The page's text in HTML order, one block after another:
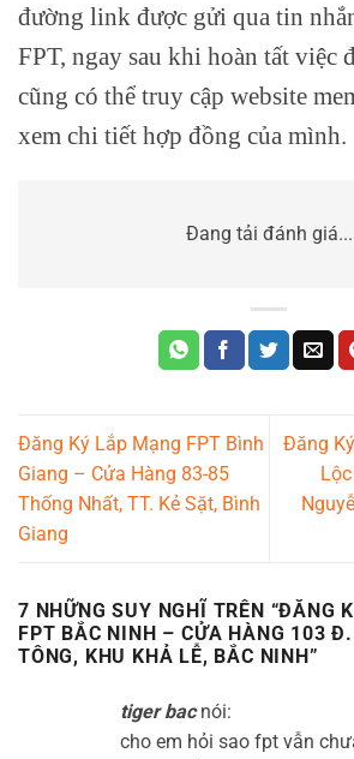
đường link được gửi qua tin
FPT, ngay sau khi hoàn tất việc
cũng có thể truy cập website
xem chi tiết hợp đồng của mình.
Đang tải đánh giá...
Đăng Ký Lắp Mạng FPT Bình
Giang – Cửa Hàng 83-85
Thống Nhất, TT. Kẻ Sặt, Bình
Giang
Đăng
7 NHỮNG SUY NGHĨ TRÊN “ĐĂNG
FPT BẮC NINH – CỬA HÀNG 103
TÔNG, KHU KHẢ LỄ, BẮC NINH”
tiger bac nói:
cho em hỏi sao fpt vẫn